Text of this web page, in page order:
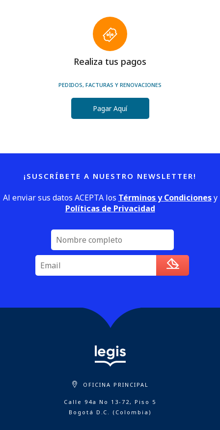
Realiza tus pagos
PEDIDOS, FACTURAS Y RENOVACIONES
Pagar Aquí
¡SUSCRÍBETE A NUESTRO NEWSLETTER!
Al enviar sus datos ACEPTA los Términos y Condicionesy
Políticas de Privacidad
OFICINA PRINCIPAL
Calle 94a No 13-72, Piso 5
Bogotá D.C. (Colombia)